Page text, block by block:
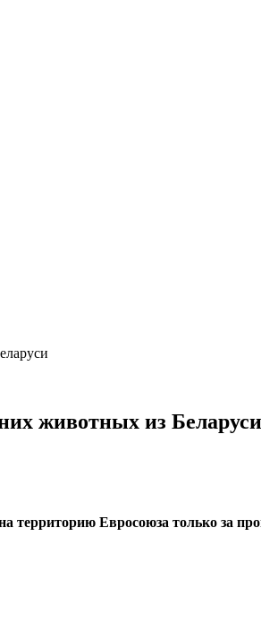
животных из Беларуси
территорию Евросоюза только за